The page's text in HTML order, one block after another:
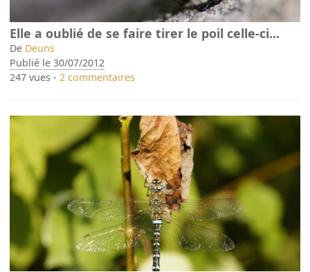
Elle a oublié de se faire tirer le poil celle-ci...
De Deuns
Publié le 30/07/2012
247 vues - 2 commentaires